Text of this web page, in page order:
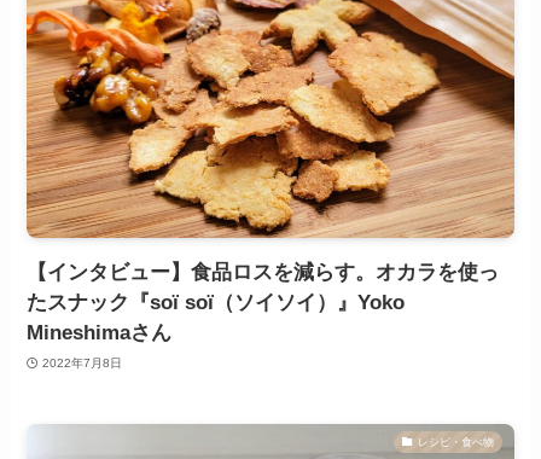
【インタビュー】食品ロスを減らす。オカラを使っ
たスナック『soï soï（ソイソイ）』Yoko
Mineshimaさん
2022年7月8日
レシピ・食べ物